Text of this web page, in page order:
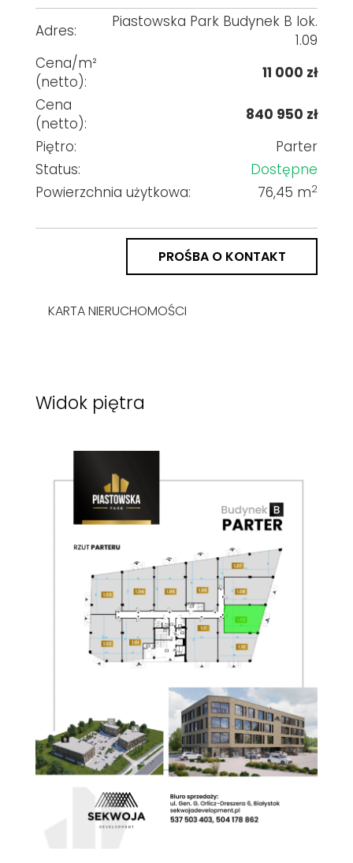
Adres:
Piastowska Park Budynek B lok.
1.09
Cena/m²
(netto):
11 000 zł
Cena
(netto):
840 950 zł
Piętro:
Parter
Status:
Dostępne
Powierzchnia użytkowa:
76,45 m2
PROŚBA O KONTAKT
KARTA NIERUCHOMOŚCI
Widok piętra